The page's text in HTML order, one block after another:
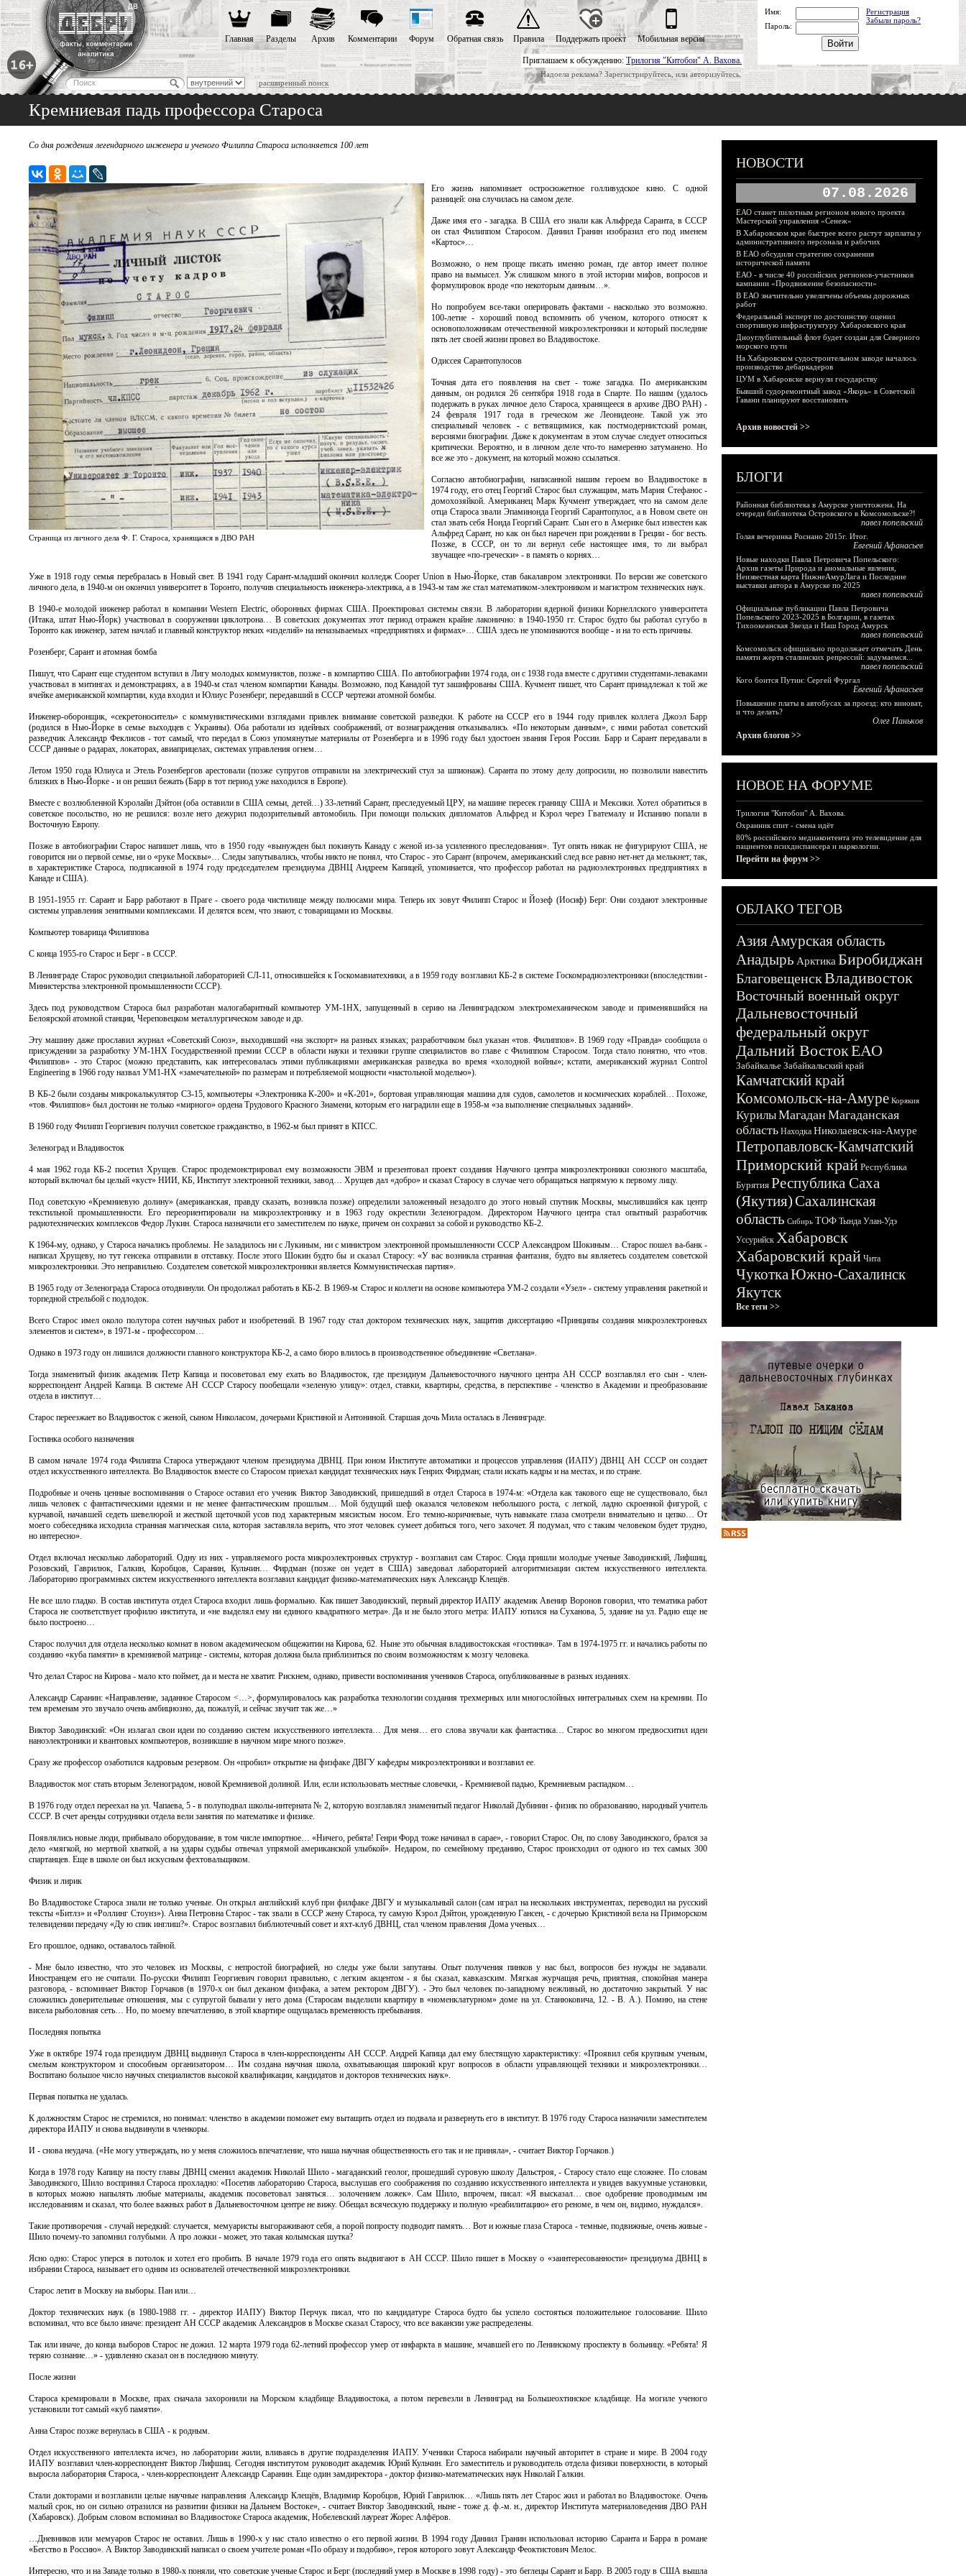
Приглашаем к обсуждению: Трилогия "Китобои" А. Вахова.
Надоела реклама? Зарегистрируйтесь, или авторизуйтесь.
расширенный поиск
Главная Разделы Архив Комментарии Форум Обратная связь Правила Поддержать проект Мобильная версия
Имя:
Регистрация
Забыли пароль?
Пароль:
Кремниевая падь профессора Староса
Со дня рождения легендарного инженера и ученого Филиппа Староса исполняется 100 лет
Страница из личного дела Ф. Г. Староса, хранящаяся в ДВО РАН
Его жизнь напоминает остросюжетное голливудское кино. С одной
разницей: она случилась на самом деле.
Даже имя его - загадка. В США его знали как Альфреда Саранта, в СССР
он стал Филиппом Старосом. Даниил Гранин изобразил его под именем
«Картос»…
Возможно, о нем проще писать именно роман, где автор имеет полное
право на вымысел. Уж слишком много в этой истории мифов, вопросов и
формулировок вроде «по некоторым данным…».
Но попробуем все-таки оперировать фактами - насколько это возможно.
100-летие - хороший повод вспомнить об ученом, которого относят к
основоположникам отечественной микроэлектроники и который последние
пять лет своей жизни провел во Владивостоке.
Одиссея Сарантопулосов
Точная дата его появления на свет - тоже загадка. По американским
данным, он родился 26 сентября 1918 года в Спарте. По нашим (удалось
подержать в руках личное дело Староса, хранящееся в архиве ДВО РАН) -
24 февраля 1917 года в греческом же Леонидеоне. Такой уж это
специальный человек - с ветвящимися, как постмодернистский роман,
версиями биографии. Даже к документам в этом случае следует относиться
критически. Вероятно, и в личном деле что-то намеренно затуманено. Но
все же это - документ, на который можно ссылаться.
Согласно автобиографии, написанной нашим героем во Владивостоке в
1974 году, его отец Георгий Старос был служащим, мать Мария Стефанос -
домохозяйкой. Американец Марк Кучмент утверждает, что на самом деле
отца Староса звали Эпаминонда Георгий Сарантопулос, а в Новом свете он
стал звать себя Нонда Георгий Сарант. Сын его в Америке был известен как
Альфред Сарант, но как он был наречен при рождении в Греции - бог весть.
Позже, в СССР, он то ли вернул себе настоящее имя, то ли выбрал
звучащее «по-гречески» - в память о корнях…
Уже в 1918 году семья перебралась в Новый свет. В 1941 году Сарант-младший окончил колледж Cooper Union в Нью-Йорке, став бакалавром электроники. По версии же советского
личного дела, в 1940-м он окончил университет в Торонто, получив специальность инженера-электрика, а в 1943-м там же стал математиком-электроником и магистром технических наук.
В 1940-е молодой инженер работал в компании Western Electric, оборонных фирмах США. Проектировал системы связи. В лаборатории ядерной физики Корнеллского университета
(Итака, штат Нью-Йорк) участвовал в сооружении циклотрона… В советских документах этот период отражен крайне лаконично: в 1940-1950 гг. Старос будто бы работал сугубо в
Торонто как инженер, затем начлаб и главный конструктор неких «изделий» на неназываемых «предприятиях и фирмах»… США здесь не упоминаются вообще - и на то есть причины.
Розенберг, Сарант и атомная бомба
Пишут, что Сарант еще студентом вступил в Лигу молодых коммунистов, позже - в компартию США. По автобиографии 1974 года, он с 1938 года вместе с другими студентами-леваками
участвовал в митингах и демонстрациях, а в 1940-м стал членом компартии Канады. Возможно, под Канадой тут зашифрованы США. Кучмент пишет, что Сарант принадлежал к той же
ячейке американской компартии, куда входил и Юлиус Розенберг, передавший в СССР чертежи атомной бомбы.
Инженер-оборонщик, «секретоноситель» с коммунистическими взглядами привлек внимание советской разведки. К работе на СССР его в 1944 году привлек коллега Джоэл Барр
(родился в Нью-Йорке в семье выходцев с Украины). Оба работали из идейных соображений, от вознаграждения отказывались. «По некоторым данным», с ними работал советский
разведчик Александр Феклисов - тот самый, что передал в Союз упомянутые материалы от Розенберга и в 1996 году был удостоен звания Героя России. Барр и Сарант передавали в
СССР данные о радарах, локаторах, авиаприцелах, системах управления огнем…
Летом 1950 года Юлиуса и Этель Розенбергов арестовали (позже супругов отправили на электрический стул за шпионаж). Саранта по этому делу допросили, но позволили навестить
близких в Нью-Йорке - и он решил бежать (Барр в тот период уже находился в Европе).
Вместе с возлюбленной Кэролайн Дэйтон (оба оставили в США семьи, детей…) 33-летний Сарант, преследуемый ЦРУ, на машине пересек границу США и Мексики. Хотел обратиться в
советское посольство, но не решился: возле него дежурил подозрительный автомобиль. При помощи польских дипломатов Альфред и Кэрол через Гватемалу и Испанию попали в
Восточную Европу.
Позже в автобиографии Старос напишет лишь, что в 1950 году «вынужден был покинуть Канаду с женой из-за усиленного преследования». Тут опять никак не фигурируют США, не
говорится ни о первой семье, ни о «руке Москвы»… Следы запутывались, чтобы никто не понял, что Старос - это Сарант (впрочем, американский след все равно нет-нет да мелькнет; так,
в характеристике Староса, подписанной в 1974 году председателем президиума ДВНЦ Андреем Капицей, упоминается, что профессор работал на радиоэлектронных предприятиях в
Канаде и США).
В 1951-1955 гг. Сарант и Барр работают в Праге - своего рода чистилище между полюсами мира. Теперь их зовут Филипп Старос и Йозеф (Иосиф) Берг. Они создают электронные
системы управления зенитными комплексами. И делятся всем, что знают, с товарищами из Москвы.
Компьютер товарища Филиппова
С конца 1955-го Старос и Берг - в СССР.
В Ленинграде Старос руководил специальной лабораторией СЛ-11, относившейся к Госкомавиатехники, а в 1959 году возглавил КБ-2 в системе Госкомрадиоэлектроники (впоследствии -
Министерства электронной промышленности СССР).
Здесь под руководством Староса был разработан малогабаритный компьютер УМ-1НХ, запущенный в серию на Ленинградском электромеханическом заводе и применявшийся на
Белоярской атомной станции, Череповецком металлургическом заводе и др.
Эту машину даже прославил журнал «Советский Союз», выходивший «на экспорт» на разных языках; разработчиком был указан «тов. Филиппов». В 1969 году «Правда» сообщила о
присуждении за разработку УМ-1НХ Государственной премии СССР в области науки и техники группе специалистов во главе с Филиппом Старосом. Тогда стало понятно, что «тов.
Филиппов» - это Старос (можно представить, как интересовалась этими публикациями американская разведка во время «холодной войны»; кстати, американский журнал Control
Engineering в 1966 году назвал УМ1-НХ «замечательной» по размерам и потребляемой мощности «настольной моделью»).
В КБ-2 были созданы микрокалькулятор С3-15, компьютеры «Электроника К-200» и «К-201», бортовая управляющая машина для судов, самолетов и космических кораблей… Похоже,
«тов. Филиппов» был достоин не только «мирного» ордена Трудового Красного Знамени, которым его наградили еще в 1958-м «за выполнение специальных заданий».
В 1960 году Филипп Георгиевич получил советское гражданство, в 1962-м был принят в КПСС.
Зеленоград и Владивосток
4 мая 1962 года КБ-2 посетил Хрущев. Старос продемонстрировал ему возможности ЭВМ и презентовал проект создания Научного центра микроэлектроники союзного масштаба,
который включал бы целый «куст» НИИ, КБ, Институт электронной техники, завод… Хрущев дал «добро» и сказал Старосу в случае чего обращаться напрямую к первому лицу.
Под советскую «Кремниевую долину» (американская, правду сказать, возникла позже) определили заложенный незадолго до этого новый спутник Москвы, мыслившийся как центр
текстильной промышленности. Его переориентировали на микроэлектронику и в 1963 году окрестили Зеленоградом. Директором Научного центра стал опытный разработчик
радиотехнических комплексов Федор Лукин. Староса назначили его заместителем по науке, причем он сохранил за собой и руководство КБ-2.
К 1964-му, однако, у Староса начались проблемы. Не заладилось ни с Лукиным, ни с министром электронной промышленности СССР Александром Шокиным… Старос пошел ва-банк -
написал Хрущеву, но тут генсека отправили в отставку. После этого Шокин будто бы и сказал Старосу: «У вас возникла странная фантазия, будто вы являетесь создателем советской
микроэлектроники. Это неправильно. Создателем советской микроэлектроники является Коммунистическая партия».
В 1965 году от Зеленограда Староса отодвинули. Он продолжал работать в КБ-2. В 1969-м Старос и коллеги на основе компьютера УМ-2 создали «Узел» - систему управления ракетной и
торпедной стрельбой с подлодок.
Всего Старос имел около полутора сотен научных работ и изобретений. В 1967 году стал доктором технических наук, защитив диссертацию «Принципы создания микроэлектронных
элементов и систем», в 1971-м - профессором…
Однако в 1973 году он лишился должности главного конструктора КБ-2, а само бюро влилось в производственное объединение «Светлана».
Тогда знаменитый физик академик Петр Капица и посоветовал ему ехать во Владивосток, где президиум Дальневосточного научного центра АН СССР возглавлял его сын - член-
корреспондент Андрей Капица. В системе АН СССР Старосу пообещали «зеленую улицу»: отдел, ставки, квартиры, средства, в перспективе - членство в Академии и преобразование
отдела в институт…
Старос переезжает во Владивосток с женой, сыном Николасом, дочерьми Кристиной и Антониной. Старшая дочь Мила осталась в Ленинграде.
Гостинка особого назначения
В самом начале 1974 года Филиппа Староса утверждают членом президиума ДВНЦ. При юном Институте автоматики и процессов управления (ИАПУ) ДВНЦ АН СССР он создает
отдел искусственного интеллекта. Во Владивосток вместе со Старосом приехал кандидат технических наук Генрих Фирдман; стали искать кадры и на местах, и по стране.
Подробные и очень ценные воспоминания о Старосе оставил его ученик Виктор Заводинский, пришедший в отдел Староса в 1974-м: «Отдела как такового еще не существовало, был
лишь человек с фантастическими идеями и не менее фантастическим прошлым… Мой будущий шеф оказался человеком небольшого роста, с легкой, ладно скроенной фигурой, с
курчавой, начавшей седеть шевелюрой и жесткой щеточкой усов под характерным мясистым носом. Его темно-коричневые, чуть навыкате глаза смотрели внимательно и цепко… От
моего собеседника исходила странная магическая сила, которая заставляла верить, что этот человек сумеет добиться того, чего захочет. Я подумал, что с таким человеком будет трудно,
но интересно».
Отдел включал несколько лабораторий. Одну из них - управляемого роста микроэлектронных структур - возглавил сам Старос. Сюда пришли молодые ученые Заводинский, Лифшиц,
Розовский, Гаврилюк, Галкин, Коробцов, Саранин, Кульчин… Фирдман (позже он уедет в США) заведовал лабораторией алгоритмизации систем искусственного интеллекта.
Лабораторию программных систем искусственного интеллекта возглавил кандидат физико-математических наук Александр Клещёв.
Не все шло гладко. В состав института отдел Староса входил лишь формально. Как пишет Заводинский, первый директор ИАПУ академик Авенир Воронов говорил, что тематика работ
Староса не соответствует профилю института, и «не выделял ему ни единого квадратного метра». Да и не было этого метра: ИАПУ ютился на Суханова, 5, здание на ул. Радио еще не
было построено…
Старос получил для отдела несколько комнат в новом академическом общежитии на Кирова, 62. Ныне это обычная владивостокская «гостинка». Там в 1974-1975 гг. и начались работы по
созданию «куба памяти» в кремниевой матрице - системы, которая должна была приблизиться по своим возможностям к мозгу человека.
Что делал Старос на Кирова - мало кто поймет, да и места не хватит. Рискнем, однако, привести воспоминания учеников Староса, опубликованные в разных изданиях.
Александр Саранин: «Направление, заданное Старосом <…>, формулировалось как разработка технологии создания трехмерных или многослойных интегральных схем на кремнии. По
тем временам это звучало очень амбициозно, да, пожалуй, и сейчас звучит так же…»
Виктор Заводинский: «Он излагал свои идеи по созданию систем искусственного интеллекта… Для меня… его слова звучали как фантастика… Старос во многом предвосхитил идеи
наноэлектроники и квантовых компьютеров, возникшие в научном мире много позже».
Сразу же профессор озаботился кадровым резервом. Он «пробил» открытие на физфаке ДВГУ кафедры микроэлектроники и возглавил ее.
Владивосток мог стать вторым Зеленоградом, новой Кремниевой долиной. Или, если использовать местные словечки, - Кремниевой падью, Кремниевым распадком…
В 1976 году отдел переехал на ул. Чапаева, 5 - в полуподвал школы-интерната № 2, которую возглавлял знаменитый педагог Николай Дубинин - физик по образованию, народный учитель
СССР. В счет аренды сотрудники отдела вели занятия по математике и физике.
Появлялись новые люди, прибывало оборудование, в том числе импортное… «Ничего, ребята! Генри Форд тоже начинал в сарае», - говорил Старос. Он, по слову Заводинского, брался за
дело «мягкой, но мертвой хваткой, а на удары судьбы отвечал упрямой американской улыбкой». Недаром, по семейному преданию, Старос происходил от одного из тех самых 300
спартанцев. Еще в школе он был искусным фехтовальщиком.
Физик и лирик
Во Владивостоке Староса знали не только ученые. Он открыл английский клуб при филфаке ДВГУ и музыкальный салон (сам играл на нескольких инструментах, переводил на русский
тексты «Битлз» и «Роллинг Стоунз»). Анна Петровна Старос - так звали в СССР жену Староса, ту самую Кэрол Дэйтон, урожденную Гансен, - с дочерью Кристиной вела на Приморском
телевидении передачу «Ду ю спик инглиш?». Старос возглавил библиотечный совет и яхт-клуб ДВНЦ, стал членом правления Дома ученых…
Его прошлое, однако, оставалось тайной.
- Мне было известно, что это человек из Москвы, с непростой биографией, но следы уже были запутаны. Опыт получения пинков у нас был, вопросов без нужды не задавали.
Иностранцем его не считали. По-русски Филипп Георгиевич говорил правильно, с легким акцентом - я бы сказал, кавказским. Мягкая журчащая речь, приятная, спокойная манера
разговора, - вспоминает Виктор Горчаков (в 1970-х он был деканом физфака, а затем ректором ДВГУ). - Это был человек по-западному вежливый, но достаточно закрытый. У нас
сложились доверительные отношения, мы с супругой бывали у него дома (Старосам выделили квартиру в «номенклатурном» доме на ул. Станюковича, 12. - В. А.). Помню, на стене
висела рыболовная сеть… Но, по моему впечатлению, в этой квартире ощущалась временность пребывания.
Последняя попытка
Уже в октябре 1974 года президиум ДВНЦ выдвинул Староса в член-корреспонденты АН СССР. Андрей Капица дал ему блестящую характеристику: «Проявил себя крупным ученым,
смелым конструктором и способным организатором… Им создана научная школа, охватывающая широкий круг вопросов в области управляющей техники и микроэлектроники…
Воспитано большое число научных специалистов высокой квалификации, кандидатов и докторов технических наук».
Первая попытка не удалась.
К должностям Старос не стремился, но понимал: членство в академии поможет ему вытащить отдел из подвала и развернуть его в институт. В 1976 году Староса назначили заместителем
директора ИАПУ и снова выдвинули в членкоры.
И - снова неудача. («Не могу утверждать, но у меня сложилось впечатление, что наша научная общественность его так и не приняла», - считает Виктор Горчаков.)
Когда в 1978 году Капицу на посту главы ДВНЦ сменил академик Николай Шило - магаданский геолог, прошедший суровую школу Дальстроя, - Старосу стало еще сложнее. По словам
Заводинского, Шило воспринял Староса прохладно: «Посетив лабораторию Староса, выслушав его соображения по созданию искусственного интеллекта и увидев вакуумные установки,
в которых можно напылять любые материалы, академик посоветовал заняться… золочением ложек». Сам Шило, впрочем, писал: «Я высказал… свое одобрение проводимым им
исследованиям и сказал, что более важных работ в Дальневосточном центре не вижу. Обещал всяческую поддержку и полную «реабилитацию» его реноме, в чем он, видимо, нуждался».
Такие противоречия - случай нередкий: случается, мемуаристы выгораживают себя, а порой попросту подводит память… Вот и южные глаза Староса - темные, подвижные, очень живые -
Шило почему-то запомнил голубыми. А про ложки - может, это такая колымская шутка?
Ясно одно: Старос уперся в потолок и хотел его пробить. В начале 1979 года его опять выдвигают в АН СССР. Шило пишет в Москву о «заинтересованности» президиума ДВНЦ в
избрании Староса, называет его одним из основателей отечественной микроэлектроники.
Старос летит в Москву на выборы. Пан или…
Доктор технических наук (в 1980-1988 гг. - директор ИАПУ) Виктор Перчук писал, что по кандидатуре Староса будто бы успело состояться положительное голосование. Шило
вспоминал, что все было иначе: президент АН СССР академик Александров в Москве сказал Старосу, что все вакансии уже распределены.
Так или иначе, до конца выборов Старос не дожил. 12 марта 1979 года 62-летний профессор умер от инфаркта в машине, мчавшей его по Ленинскому проспекту в больницу. «Ребята! Я
теряю сознание…» - удивленно сказал он в последнюю минуту.
После жизни
Староса кремировали в Москве, прах сначала захоронили на Морском кладбище Владивостока, а потом перевезли в Ленинград на Большеохтинское кладбище. На могиле ученого
установили тот самый «куб памяти».
Анна Старос позже вернулась в США - к родным.
Отдел искусственного интеллекта исчез, но лаборатории жили, вливаясь в другие подразделения ИАПУ. Ученики Староса набирали научный авторитет в стране и мире. В 2004 году
ИАПУ возглавил член-корреспондент Виктор Лифшиц. Сегодня институтом руководит академик Юрий Кульчин. Его заместитель и руководитель отдела физики поверхности, в который
выросла лаборатория Староса, - член-корреспондент Александр Саранин. Еще один замдиректора - доктор физико-математических наук Николай Галкин.
Стали докторами и возглавили целые научные направления Александр Клещёв, Владимир Коробцов, Юрий Гаврилюк… «Лишь пять лет Старос жил и работал во Владивостоке. Очень
малый срок, но он сильно отразился на развитии физики на Дальнем Востоке», - считает Виктор Заводинский, ныне - тоже д. ф.-м. н., директор Института материаловедения ДВО РАН
(Хабаровск). Добрым словом вспоминал во Владивостоке Староса академик, Нобелевский лауреат Жорес Алфёров.
…Дневников или мемуаров Старос не оставил. Лишь в 1990-х у нас стало известно о его первой жизни. В 1994 году Даниил Гранин использовал историю Саранта и Барра в романе
«Бегство в Россию». А Виктор Заводинский написал о своем учителе роман «По образу и подобию», героя которого зовут Александр Феоктистович Мелос.
Интересно, что и на Западе только в 1980-х поняли, что советские ученые Старос и Берг (последний умер в Москве в 1998 году) - это беглецы Сарант и Барр. В 2005 году в США вышла
НОВОСТИ
07.08.2026
ЕАО станет пилотным регионом нового проекта
Мастерской управления «Сенеж»
В Хабаровском крае быстрее всего растут зарплаты у
административного персонала и рабочих
В ЕАО обсудили стратегию сохранения
исторической памяти
ЕАО - в числе 40 российских регионов-участников
кампании «Продвижение безопасности»
В ЕАО значительно увеличены объемы дорожных
работ
Федеральный эксперт по достоинству оценил
спортивную инфраструктуру Хабаровского края
Дноуглубительный флот будет создан для Северного
морского пути
На Хабаровском судостроительном заводе началось
производство дебаркадеров
ЦУМ в Хабаровске вернули государству
Бывший судоремонтный завод «Якорь» в Советской
Гавани планируют восстановить
Архив новостей >>
БЛОГИ
Районная библиотека в Амурске уничтожена. На
очереди библиотека Островского в Комсомольске?!
павел попельский
Голая вечеринка Роснано 2015г. Итог.
Евгений Афанасьев
Новые находки Павла Петровича Попельского:
Архив газеты Природа и аномальные явления,
Неизвестная карта НижнеАмурЛага и Последние
выставки автора в Амурске по 2025
павел попельский
Официальные публикации Павла Петровича
Попельского 2023-2025 в Болгарии, в газетах
Тихоокеанская Звезда и Наш Город Амурск
павел попельский
Комсомольск официально продолжает отмечать День
памяти жертв сталинских репрессий: задумаемся...
павел попельский
Кого боится Путин: Сергей Фургал
Евгений Афанасьев
Повышение платы в автобусах за проезд: кто виноват,
и что делать?
Олег Паньков
Архив блогов >>
НОВОЕ НА ФОРУМЕ
Трилогия "Китобои" А. Вахова.
Охранник спит - смена идёт
80% российского медиаконтента это телевидение для
пациентов психдиспансера и наркологии.
Перейти на форум >>
ОБЛАКО ТЕГОВ
АзияАмурская область
Анадырь Арктика Биробиджан
БлаговещенскВладивосток
Восточный военный округ
Дальневосточный
федеральный округ
Дальний ВостокЕАО
Забайкалье Забайкальский край
Камчатский край
Комсомольск-на-Амуре Корякия
КурилыМагадан Магаданская
область Находка Николаевск-на-Амуре
Петропавловск-Камчатский
Приморский край Республика
Бурятия Республика Саха
(Якутия)Сахалинская
область Сибирь ТОФ Тында Улан-Удэ
Уссурийск Хабаровск
Хабаровский край Чита
ЧукоткаЮжно-Сахалинск
Якутск
Все теги >>